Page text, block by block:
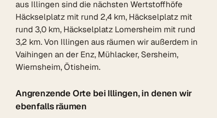
aus Illingen sind die nächsten Wertstoffhöfe
Häckselplatz mit rund 2,4 km, Häckselplatz mit
rund 3,0 km, Häckselplatz Lomersheim mit rund
3,2 km. Von Illingen aus räumen wir außerdem in
Vaihingen an der Enz, Mühlacker, Sersheim,
Wiernsheim, Ötisheim.
Angrenzende Orte bei Illingen, in denen wir
ebenfalls räumen